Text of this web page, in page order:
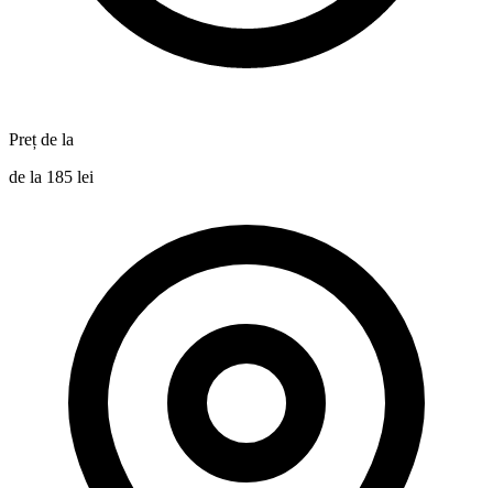
Preț de la
de la 185 lei